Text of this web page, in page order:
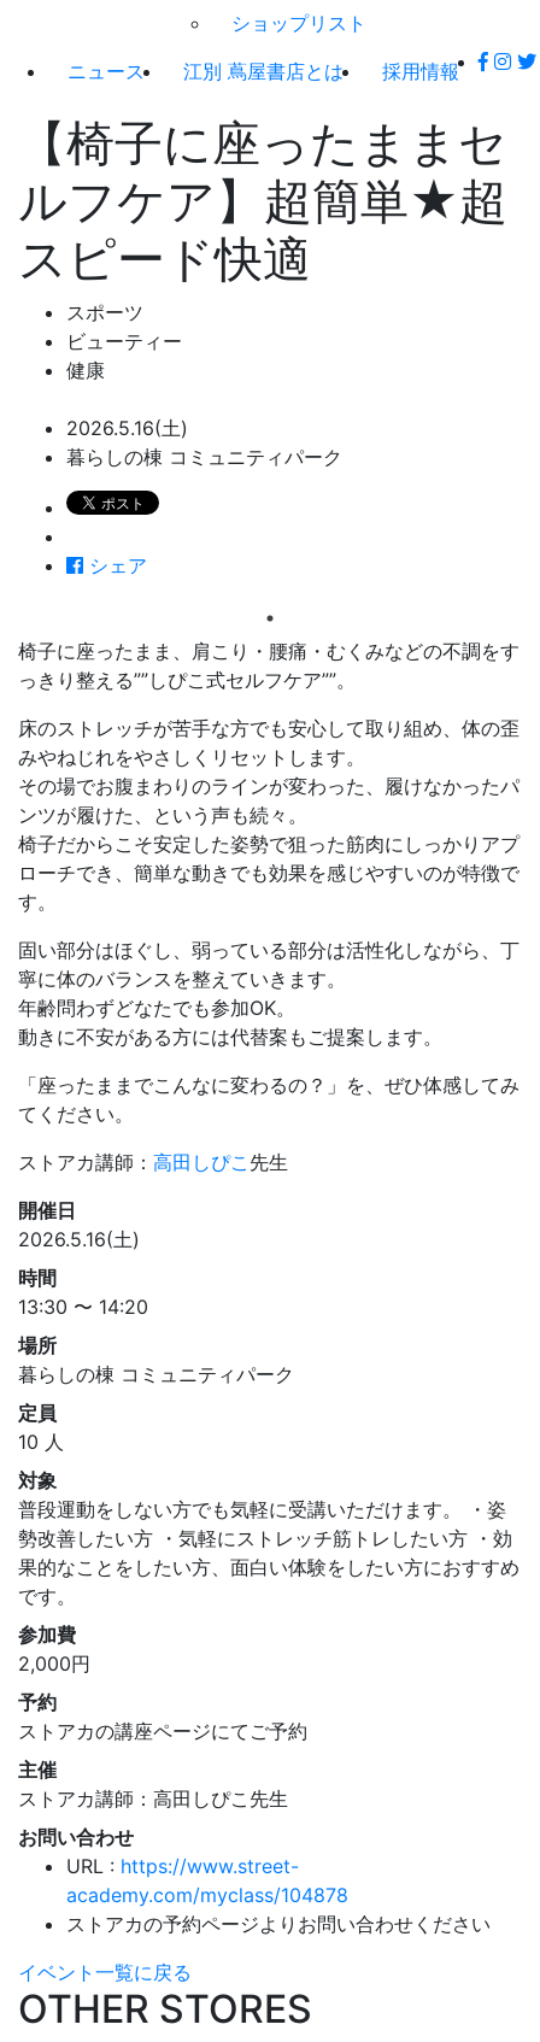
ショップリスト
ニュース 江別 蔦屋書店とは 採用情報
【椅子に座ったままセ
ルフケア】超簡単★超
スピード快適
スポーツ
ビューティー
健康
2026.5.16(土)
暮らしの棟 コミュニティパーク
シェア
椅子に座ったまま、肩こり・腰痛・むくみなどの不調をす
っきり整える””しぴこ式セルフケア””。
床のストレッチが苦手な方でも安心して取り組め、体の歪
みやねじれをやさしくリセットします。
その場でお腹まわりのラインが変わった、履けなかったパ
ンツが履けた、という声も続々。
椅子だからこそ安定した姿勢で狙った筋肉にしっかりアプ
ローチでき、簡単な動きでも効果を感じやすいのが特徴で
す。
固い部分はほぐし、弱っている部分は活性化しながら、丁
寧に体のバランスを整えていきます。
年齢問わずどなたでも参加OK。
動きに不安がある方には代替案もご提案します。
「座ったままでこんなに変わるの？」を、ぜひ体感してみ
てください。
ストアカ講師： 高田しぴこ 先生
開催日
2026.5.16(土)
時間
13:30 〜 14:20
場所
暮らしの棟 コミュニティパーク
定員
10 人
対象
普段運動をしない方でも気軽に受講いただけます。 ・姿
勢改善したい方 ・気軽にストレッチ筋トレしたい方 ・効
果的なことをしたい方、面白い体験をしたい方におすすめ
です。
参加費
2,000円
予約
ストアカの講座ページにてご予約
主催
ストアカ講師：高田しぴこ先生
お問い合わせ
URL : https://www.street-
academy.com/myclass/104878
ストアカの予約ページよりお問い合わせください
イベント一覧に戻る
OTHER STORES